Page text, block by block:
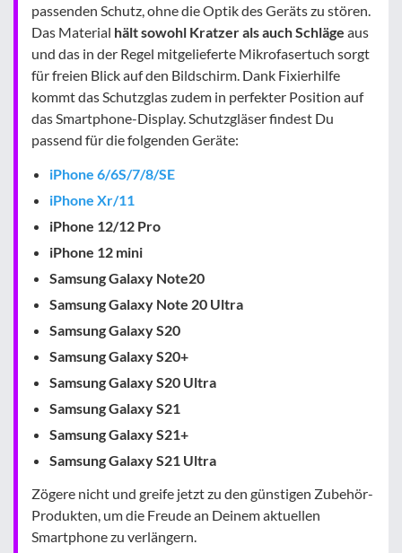
passenden Schutz, ohne die Optik des Geräts zu stören.
Das Material hält sowohl Kratzer als auch Schläge aus
und das in der Regel mitgelieferte Mikrofasertuch sorgt
für freien Blick auf den Bildschirm. Dank Fixierhilfe
kommt das Schutzglas zudem in perfekter Position auf
das Smartphone-Display. Schutzgläser findest Du
passend für die folgenden Geräte:
iPhone 6/6S/7/8/SE
iPhone Xr/11
iPhone 12/12 Pro
iPhone 12 mini
Samsung Galaxy Note20
Samsung Galaxy Note 20 Ultra
Samsung Galaxy S20
Samsung Galaxy S20+
Samsung Galaxy S20 Ultra
Samsung Galaxy S21
Samsung Galaxy S21+
Samsung Galaxy S21 Ultra
Zögere nicht und greife jetzt zu den günstigen Zubehör-
Produkten, um die Freude an Deinem aktuellen
Smartphone zu verlängern.